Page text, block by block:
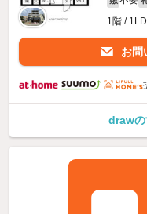
1階 /
お問
drawの